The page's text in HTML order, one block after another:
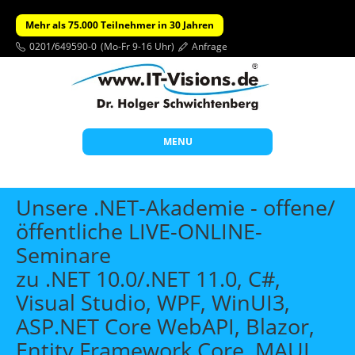
Mehr als 75.000 Teilnehmer in 30 Jahren
0201/649590-0 (Mo-Fr 9-16 Uhr) Anfrage
MENU
Start
Themen
Individuelle Schulungen
Offene Seminare
Wissen
Unsere .NET-Akademie - offene/
öffentliche LIVE-ONLINE-
Seminare
zu .NET 10.0/.NET 11.0, C#,
Visual Studio, WPF, WinUI3,
ASP.NET Core WebAPI, Blazor,